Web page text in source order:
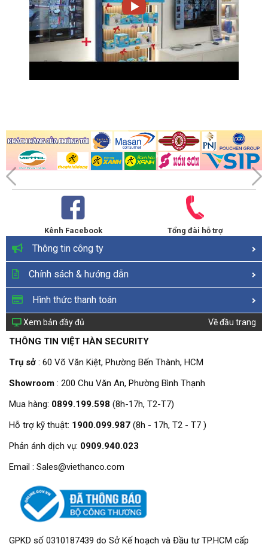
Kênh Facebook Tổng đài hỗ trợ
Thông tin công ty
Chính sách & hướng dẫn
Hình thức thanh toán
Xem bản đầy đủ Về đầu trang
THÔNG TIN VIỆT HÀN SECURITY
Trụ sở : 60 Võ Văn Kiệt, Phường Bến Thành, HCM
Showroom : 200 Chu Văn An, Phường Bình Thạnh
Mua hàng: 0899.199.598 (8h-17h, T2-T7)
Hỗ trợ kỹ thuật: 1900.099.987 (8h - 17h, T2 - T7 )
Phản ánh dịch vụ: 0909.940.023
Email : Sales@viethanco.com
GPKD số 0310187439 do Sở Kế hoạch và Đầu tư TP.HCM cấp